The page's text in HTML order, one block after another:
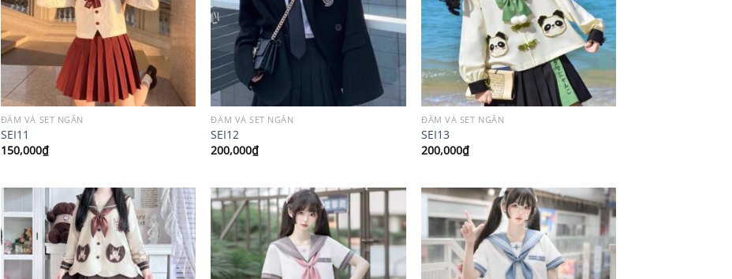
ĐẦM VÀ SET NGẮN
SEI11
150,000₫
ĐẦM VÀ SET NGẮN
SEI12
200,000₫
ĐẦM VÀ SET NGẮN
SEI13
200,000₫